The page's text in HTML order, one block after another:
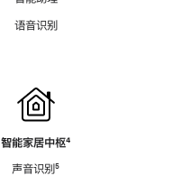
语音识别
智能家居中枢脚
⁴
声音识别脚
⁵